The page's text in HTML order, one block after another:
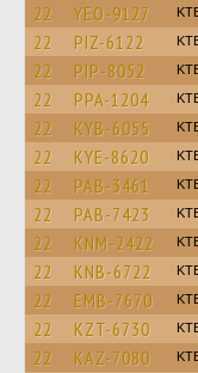
22 YEO-9127
22 PIZ-6122
22 PIP-8052
22 PPA-1204
22 KYB-6055
22 KYE-8620
22 PAB-3461
22 PAB-7423
22 KNM-2422
22 KNB-6722
22 EMB-7670
22 KZT-6730
22 KAZ-7080